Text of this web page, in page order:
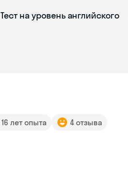
Тест на уровень английского
16 лет опыта 4 отзыва